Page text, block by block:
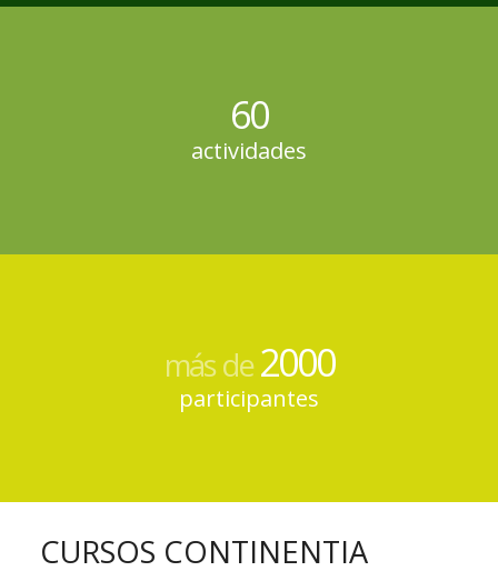
60
actividades
más de2000
participantes
CURSOS CONTINENTIA